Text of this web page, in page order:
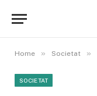
Home » Societat »
SOCIETAT